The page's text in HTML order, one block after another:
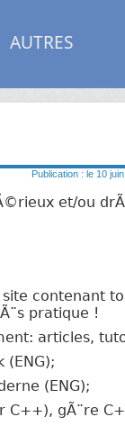
AUTRES
Publication : le 10
et/ou
site contenant
pratique !
articles,
(ENG);
(ENG);
gÃ¨re